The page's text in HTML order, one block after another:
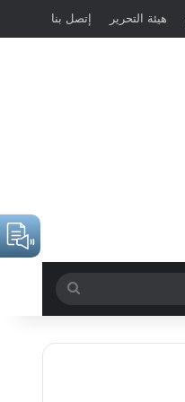
هيئة التحرير إتصل بنا
عن